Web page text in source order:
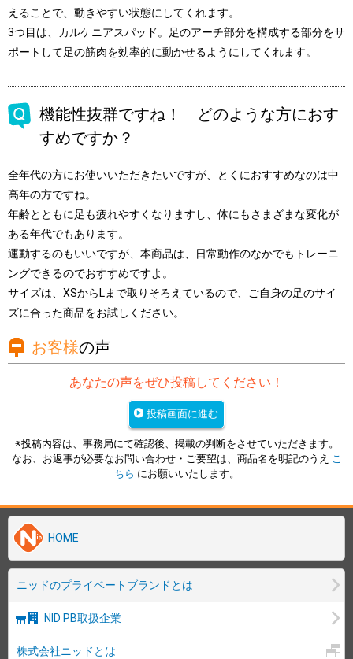
えることで、動きやすい状態にしてくれます。
3つ目は、カルケニアスパッド。足のアーチ部分を構成する部分をサ
ポートして足の筋肉を効率的に動かせるようにしてくれます。
機能性抜群ですね！ どのような方におす
すめですか？
全年代の方にお使いいただきたいですが、とくにおすすめなのは中
高年の方ですね。
年齢とともに足も疲れやすくなりますし、体にもさまざまな変化が
ある年代でもあります。
運動するのもいいですが、本商品は、日常動作のなかでもトレーニ
ングできるのでおすすめですよ。
サイズは、XSからLまで取りそろえているので、ご自身の足のサイ
ズに合った商品をお試しください。
お客様の声
あなたの声をぜひ投稿してください！
投稿画面に進む
※投稿内容は、事務局にて確認後、掲載の判断をさせていただきます。
なお、お返事が必要なお問い合わせ・ご要望は、商品名を明記のうえ こ
ちら にお願いいたします。
HOME
ニッドのプライベートブランドとは
NID PB取扱企業
株式会社ニッドとは